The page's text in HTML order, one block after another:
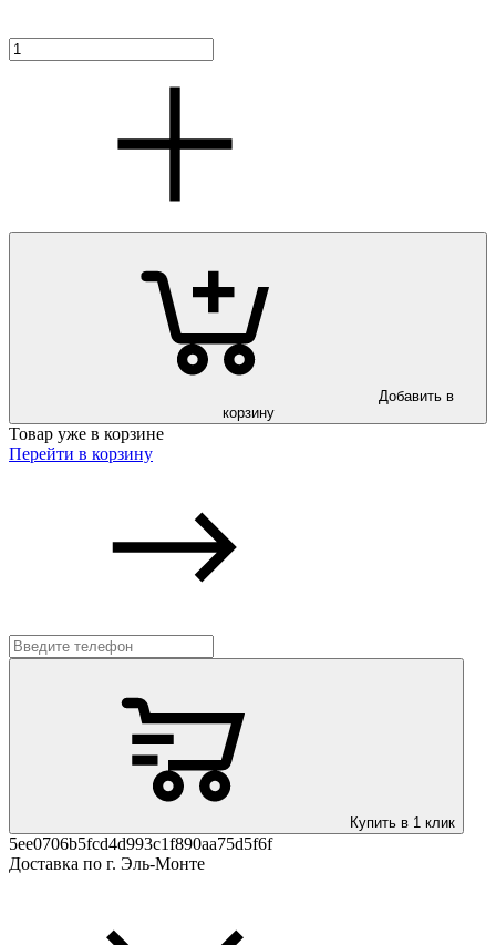
корзину
Товар уже в корзине
Перейти в корзину
Купить в 1 клик
5ee0706b5fcd4d993c1f890aa75d5f6f
Доставка по г. Эль-Монте